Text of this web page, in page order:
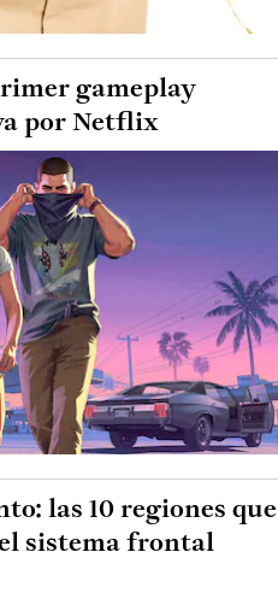
gameplay
por Netflix
las 10 regiones que
sistema frontal